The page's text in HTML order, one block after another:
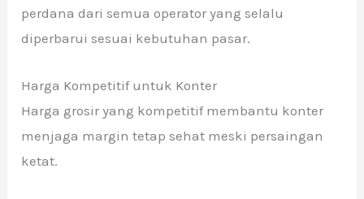
perdana dari semua operator yang selalu
diperbarui sesuai kebutuhan pasar.
Harga Kompetitif untuk Konter
Harga grosir yang kompetitif membantu konter
menjaga margin tetap sehat meski persaingan
ketat.